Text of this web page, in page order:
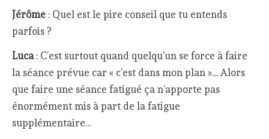
Jérôme : Quel est le pire conseil que tu entends
parfois ?
Luca : C’est surtout quand quelqu’un se force à faire
la séance prévue car « c’est dans mon plan »… Alors
que faire une séance fatigué ça n’apporte pas
énormément mis à part de la fatigue
supplémentaire…